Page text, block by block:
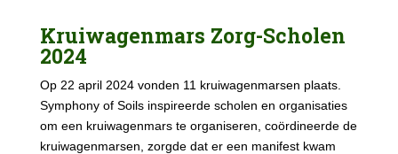
Kruiwagenmars Zorg-Scholen
2024
Op 22 april 2024 vonden 11 kruiwagenmarsen plaats.
Symphony of Soils inspireerde scholen en organisaties
om een kruiwagenmars te organiseren, coördineerde de
kruiwagenmarsen, zorgde dat er een manifest kwam